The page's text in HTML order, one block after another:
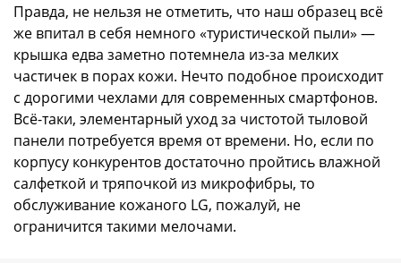
Правда, не нельзя не отметить, что наш образец всё
же впитал в себя немного «туристической пыли» —
крышка едва заметно потемнела из-за мелких
частичек в порах кожи. Нечто подобное происходит
с дорогими чехлами для современных смартфонов.
Всё-таки, элементарный уход за чистотой тыловой
панели потребуется время от времени. Но, если по
корпусу конкурентов достаточно пройтись влажной
салфеткой и тряпочкой из микрофибры, то
обслуживание кожаного LG, пожалуй, не
ограничится такими мелочами.